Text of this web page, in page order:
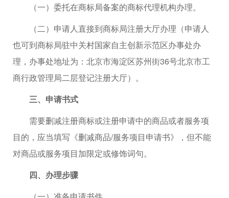
（一）委托在商标局备案的商标代理机构办理。
（二）申请人直接到商标局注册大厅办理（申请人
也可到商标局驻中关村国家自主创新示范区办事处办
理，办事处地址为：北京市海淀区苏州街36号北京市工
商行政管理局二层登记注册大厅）。
三、申请书式
需要删减注册商标或注册申请中的商品或者服务项
目的，应当填写《删减商品/服务项目申请书》，但不能
对商品或服务项目加限定或修饰词句。
四、办理步骤